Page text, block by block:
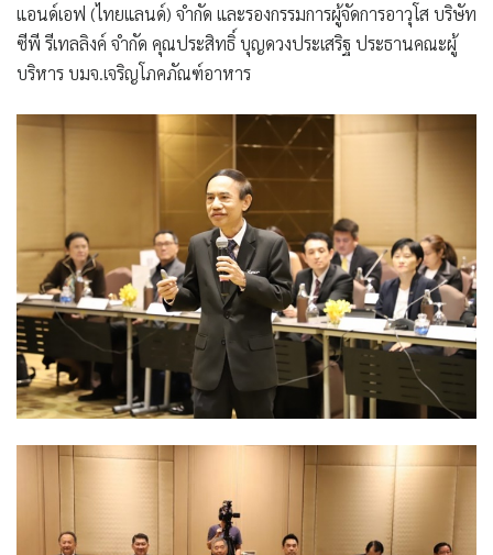
แอนด์เอฟ (ไทยแลนด์) จำกัด และรองกรรมการผู้จัดการอาวุโส บริษัท
ซีพี รีเทลลิงค์ จำกัด คุณประสิทธิ์ บุญดวงประเสริฐ ประธานคณะผู้
บริหาร บมจ.เจริญโภคภัณฑ์อาหาร